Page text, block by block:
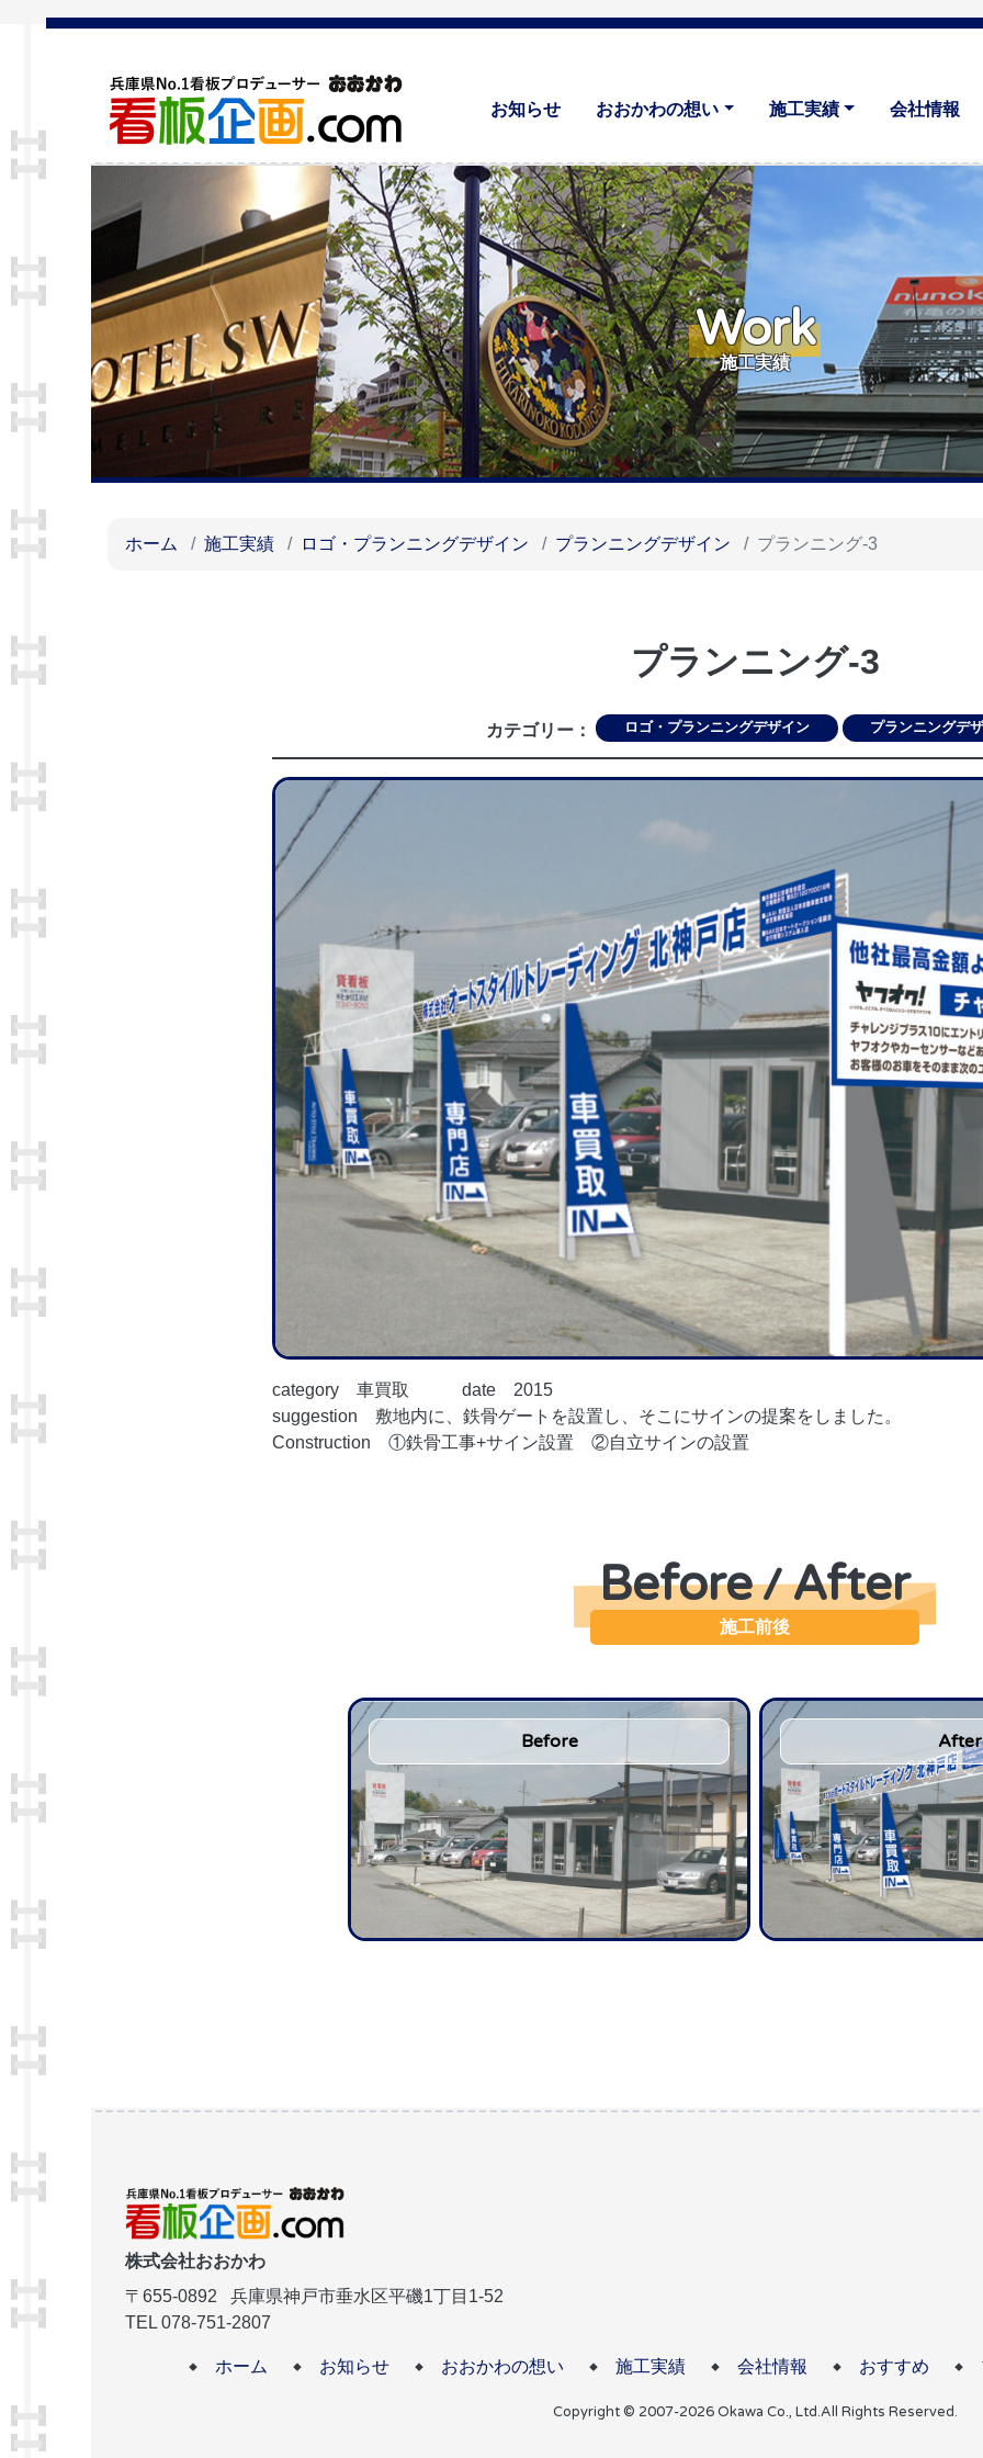
お知らせ おおかわの想い 施工実績 会社情報
Work
施工実績
ホーム 施工実績 ロゴ・プランニングデザイン プランニングデザイン プランニング-3
プランニング-3
カテゴリー： ロゴ・プランニングデザイン プランニングデ
category 車買取 date 2015
suggestion 敷地内に、鉄骨ゲートを設置し、そこにサインの提案をしました。
Construction ①鉄骨工事+サイン設置 ②自立サインの設置
Before / After
施工前後
Before After
株式会社おおかわ
〒655-0892
兵庫県神戸市垂水区平磯1丁目1-52
TEL 078-751-2807
ホーム お知らせ おおかわの想い 施工実績 会社情報 おすすめ
Copyright © 2007-2026 Okawa Co., Ltd.All Rights Reserved.